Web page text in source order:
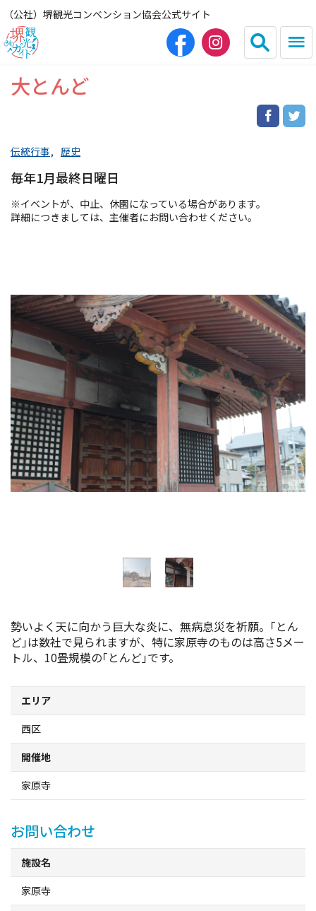
（公社）堺観光コンベンション協会公式サイト
English
HOME（観光サイト）
観光スポット
宿泊
イベント情報
ショッピング・お土産
サイクリングさかい
堺観光レンタサイクル
モデルコース
スポーツ施設
NEWS
お問い合わせ
堺ナビ
ようこそ堺へ！
地図から探す
スポット検索
大とんど
伝統行事 歴史
毎年1月最終日曜日
※イベントが、中止、休園になっている場合があります。
詳細につきましては、主催者にお問い合わせください。
勢いよく天に向かう巨大な炎に、無病息災を祈願。｢とん
ど｣は数社で見られますが、特に家原寺のものは高さ5メー
トル、10畳規模の｢とんど｣です。
エリア
西区
開催地
家原寺
お問い合わせ
施設名
家原寺